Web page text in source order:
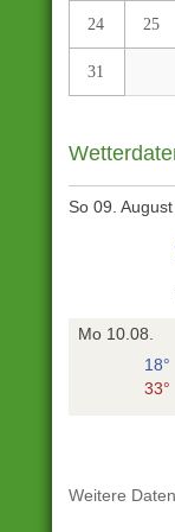
24 25
31
So 09.
Mo 10.08.
18°
33°
Weitere